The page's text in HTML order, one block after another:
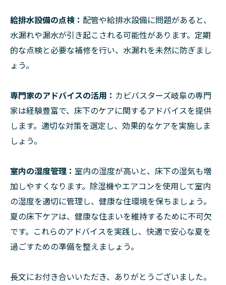
給排水設備の点検： 配管や給排水設備に問題があると、
水漏れや漏水が引き起こされる可能性があります。定期
的な点検と必要な補修を行い、水漏れを未然に防ぎまし
ょう。
専門家のアドバイスの活用： カビバスターズ岐阜の専門
家は経験豊富で、床下のケアに関するアドバイスを提供
します。適切な対策を選定し、効果的なケアを実施しま
しょう。
室内の湿度管理： 室内の湿度が高いと、床下の湿気も増
加しやすくなります。除湿機やエアコンを使用して室内
の湿度を適切に管理し、健康な住環境を保ちましょう。
夏の床下ケアは、健康な住まいを維持するために不可欠
です。これらのアドバイスを実践し、快適で安心な夏を
過ごすための準備を整えましょう。
長文にお付き合いいただき、ありがとうございました。